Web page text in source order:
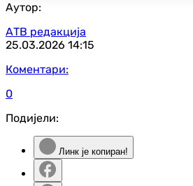
Аутор:
АТВ редакција
25.03.2026 14:15
Коментари:
0
Подијели:
Линк је копиран!